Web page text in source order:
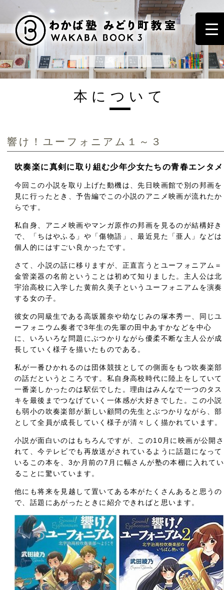
本について
響け！ユーフォニアム１～３
吹奏楽に真剣に取り組む少年少女たちの青春エンタメ
今回この小説を取り上げた動機は、先日映画館で別の邦画を
見に行ったとき、予告編でこの小説のアニメ映画が流れたか
らです。
私自身、アニメ映画やマンガ原作の邦画を見るのが結構好き
で、「ちはやふる」や「傷物語」、最近見た「亜人」などは
個人的にはすごい良かったです。
さて、小説の話に移りますが、正直言うとユーフォニアム＝
金管楽器の名前ということは初めて知りました。主人公は北
宇治高校に入学した黄前久美子というユーフォニアムを演奏
する女の子。
彼女の同級生である高坂麗奈や幼なじみの塚本秀一、同じユ
ーフォニウム奏者で3年生の先輩の田中あすかなどを中心
に、いろいろな問題にぶつかりながら優柔不断な主人公が成
長していく様子を描いたものである。
私が一番ひかれるのは団体競技としての側面をもつ吹奏楽部
の話だというところです。私自身高校時代に陸上をしていて
一番楽しかったのは駅伝でした。理由はみんなで一つのタス
キを最後までつなげていく一体感が大好きでした。この小説
も弱小の吹奏楽部が新しい顧問の先生とぶつかりながら、部
として全員が成長していく様子が清々しく描かれています。
小説が面白いのはもちろんですが、この10月に映画が公開さ
れて、今テレビでも再放送がされているように話題になって
いるこの本を、3か月前の7月に幅さんが塾の本棚に入れてい
ることに驚いています。
他にも将来を見越して置いてある本がたくさんあると思うの
で、話題にあがったときに紹介できればと思います。